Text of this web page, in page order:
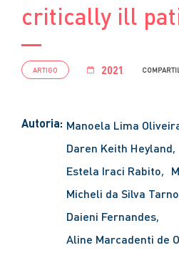
critically ill
ARTIGO 2021
Autoria: Manoela Lima
Daren Keith Heyland
Estela Iraci Rabito
Micheli da Silva
Daieni Fernandes
Aline Marcadenti de